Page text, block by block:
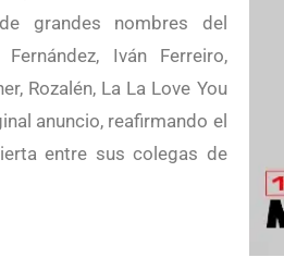
grandes nombres del
Iván Ferreiro,
Rozalén, La La Love You
anuncio, reafirmando el
entre sus colegas de